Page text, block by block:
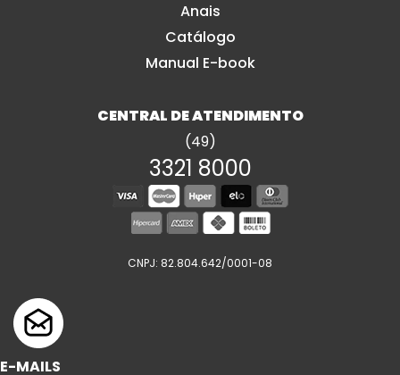
Anais
Catálogo
Manual E-book
CENTRAL DE ATENDIMENTO
(49)
3321 8000
CNPJ: 82.804.642/0001-08
E-MAILS